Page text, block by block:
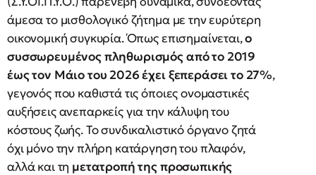
άμεσα το μισθολογικό ζήτημα με την ευρύτερη
οικονομική συγκυρία. Όπως επισημαίνεται,ο
συσσωρευμένος πληθωρισμός από το 2019
έως τον Μάιο του 2026 έχει ξεπεράσει το 27%,
γεγονός που καθιστά τις όποιες ονομαστικές
αυξήσεις ανεπαρκείς για την κάλυψη του
κόστους ζωής. Το συνδικαλιστικό όργανο ζητά
όχι μόνο την πλήρη κατάργηση του πλαφόν,
αλλά και τη μετατροπή της προσωπικής